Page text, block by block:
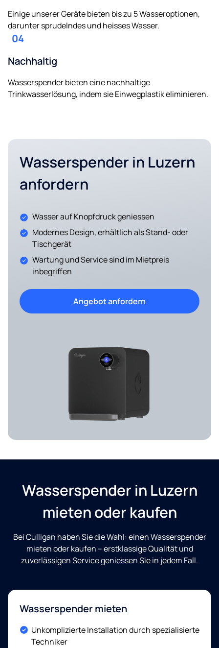
Einige unserer Geräte bieten bis zu 5 Wasseroptionen,
darunter sprudelndes und heisses Wasser.
04
Nachhaltig
Wasserspender bieten eine nachhaltige
Trinkwasserlösung, indem sie Einwegplastik eliminieren.
Wasserspender in Luzern
anfordern
Wasser auf Knopfdruck geniessen
Modernes Design, erhältlich als Stand- oder
Tischgerät
Wartung und Service sind im Mietpreis
inbegriffen
Angebot anfordern
Wasserspender in Luzern
mieten oder kaufen
Bei Culligan haben Sie die Wahl: einen Wasserspender
mieten oder kaufen – erstklassige Qualität und
zuverlässigen Service geniessen Sie in jedem Fall.
Wasserspender mieten
Included:
Unkomplizierte Installation durch spezialisierte
Techniker